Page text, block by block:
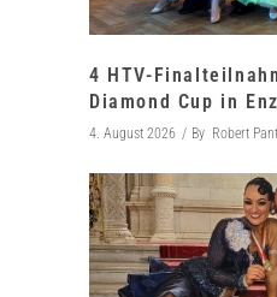
4 HTV-
Diamond Cup in
4. August 2026 By Robert